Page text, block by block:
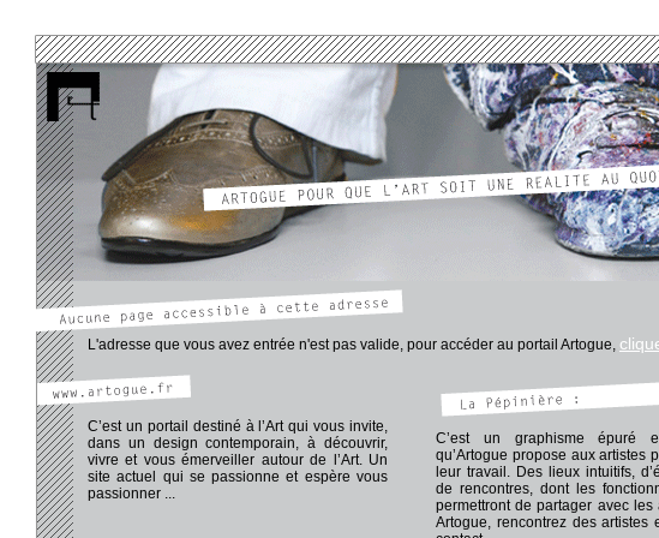
L'adresse que vous avez entrée n'est pas valide, pour accéder au portail Artogue,
C’est un portail destiné à l’Art qui vous invite,
dans un design contemporain, à découvrir,
vivre et vous émerveiller autour de l’Art. Un
site actuel qui se passionne et espère vous
passionner ...
C’est un graphisme épuré
qu’Artogue propose aux artistes
leur travail. Des lieux intuitifs,
de rencontres, dont les
permettront de partager avec les
Artogue, rencontrez des artistes
www.pechadre-thomas.artogue.fr
www.atelier.artogue.fr
www.aymeric-dominique.artogue.fr
www.dailly-marc.artogue.fr
www.girard-adeline.artogue.fr
www.moncorge-vincent.artogue.fr
www.mota.artogue.fr
www.protti-romain.artogue.fr
www.rassat-virginie.artogue.fr
www.sarpedon-laurent.artogue.fr
www.slobo.artogue.fr
www.artogue.fr/galerie/galerie.htm
www.artogue.fr/blog_tog/blogArt.htm
www.artogue.fr/forumMembres/forumMembres.htm